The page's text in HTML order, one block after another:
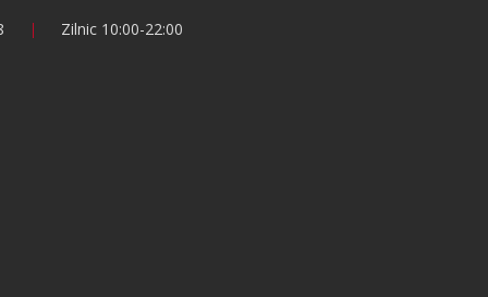
Zilnic 10:00-22:00